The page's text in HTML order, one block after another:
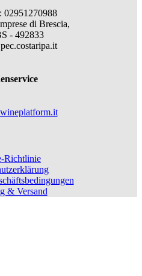
02951270988
di Brescia,
- 492833
Richtlinie
& Versand